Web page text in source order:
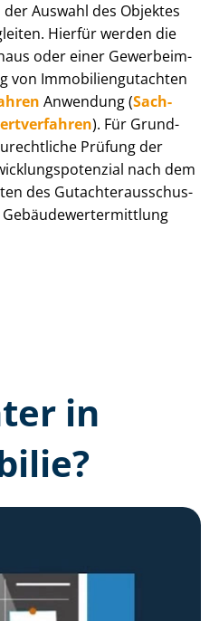
Auswahl des Objektes
Hierfür werden die
oder einer Ge­wer­be­im­
von Im­mo­bi­li­en­gut­ach­ten
Anwendung (Sach­
). Für Grund­
Prüfung der
nach dem
des Gut­ach­ter­aus­schus­
Ge­bäu­de­wert­ermitt­lung
in